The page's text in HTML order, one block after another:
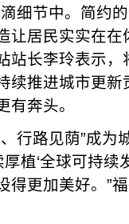
细节中。简约
让居民实实在在
站长李玲表示
续推进城市更
有奔头。
行路见荫”成为
厚植‘全球可持
得更加美好。”